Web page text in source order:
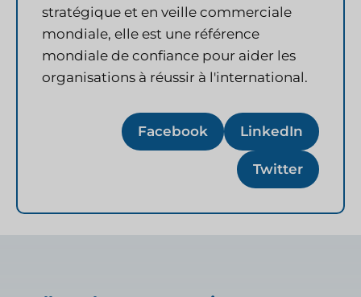
stratégique et en veille commerciale
mondiale, elle est une référence
mondiale de confiance pour aider les
organisations à réussir à l'international.
Facebook LinkedIn
Twitter